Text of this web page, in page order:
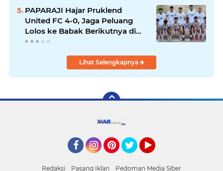
PAPARAJI Hajar Pruklend
United FC 4-0, Jaga Peluang
Lolos ke Babak Berikutnya di
Turnamen 165 Cup HKBP
Lihat Selengkapnya
Redaksi Pasang Iklan Pedoman Media Siber